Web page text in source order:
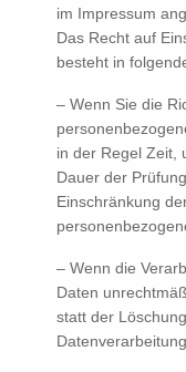
im Impressum
Das Recht auf
besteht in
– Wenn Sie die
in der Regel Zeit,
Dauer der
Einschränkung
– Wenn die
Daten
statt der